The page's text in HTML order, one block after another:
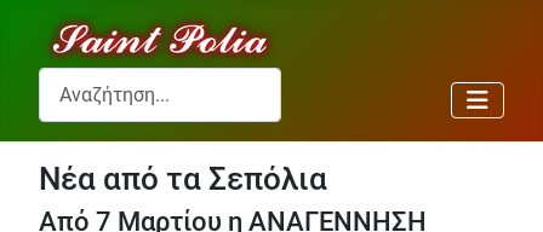
Αναζήτηση...
Νέα από τα Σεπόλια
Από 7 Μαρτίου η ΑΝΑΓΕΝΝΗΣΗ